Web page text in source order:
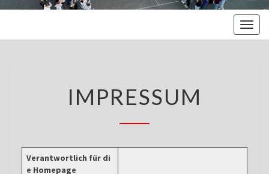
IMPRESSUM
Verantwortlich für di
e Homepage